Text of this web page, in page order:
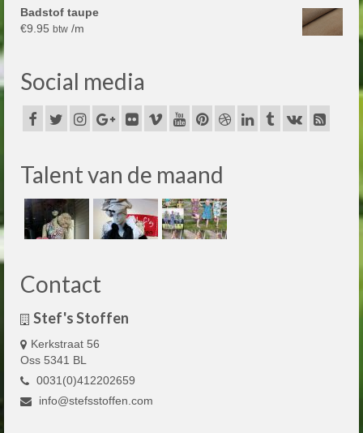
Badstof taupe
€9.95 btw /m
Social media
Talent van de maand
Contact
Stef's Stoffen
Kerkstraat 56
Oss 5341 BL
0031(0)412202659
info@stefsstoffen.com